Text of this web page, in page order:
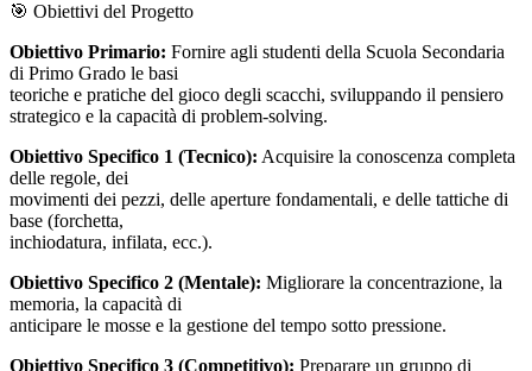
🎯 Obiettivi del Progetto
Obiettivo Primario: Fornire agli studenti della Scuola Secondaria
di Primo Grado le basi
teoriche e pratiche del gioco degli scacchi, sviluppando il pensiero
strategico e la capacità di problem-solving.
Obiettivo Specifico 1 (Tecnico): Acquisire la conoscenza completa
delle regole, dei
movimenti dei pezzi, delle aperture fondamentali, e delle tattiche di
base (forchetta,
inchiodatura, infilata, ecc.).
Obiettivo Specifico 2 (Mentale): Migliorare la concentrazione, la
memoria, la capacità di
anticipare le mosse e la gestione del tempo sotto pressione.
Obiettivo Specifico 3 (Competitivo): Preparare un gruppo di